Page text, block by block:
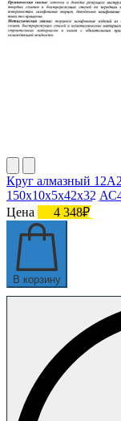
Круг алмазный
150х10х5х42х32
Цена
4 348₽
В корзину